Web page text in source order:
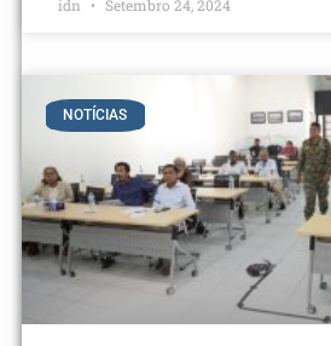
idn Setembro 24, 2024
NOTÍCIAS